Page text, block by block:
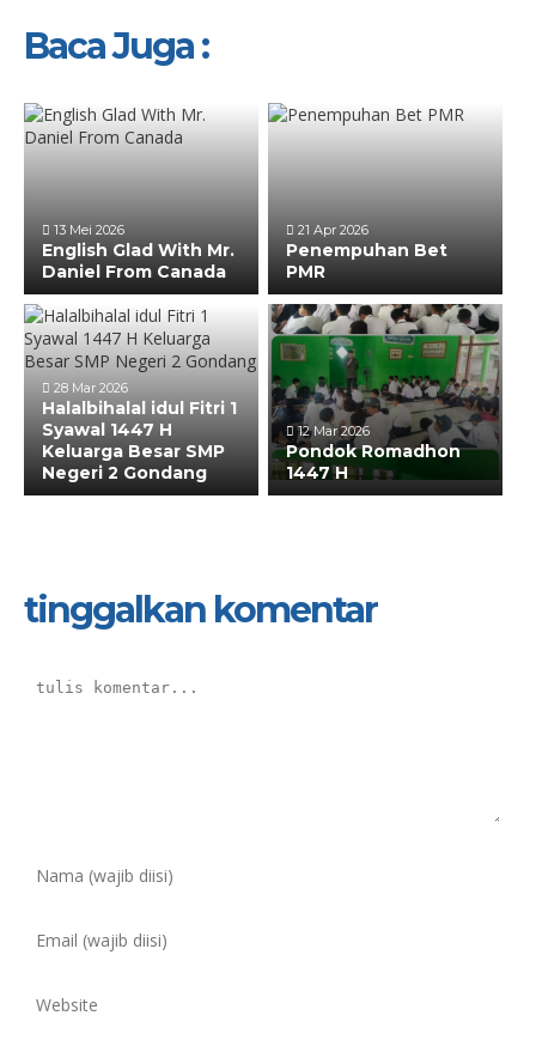
Baca Juga :
13 Mei 2026
English Glad With Mr.
Daniel From Canada
21 Apr 2026
Penempuhan Bet
PMR
28 Mar 2026
Halalbihalal idul Fitri 1
Syawal 1447 H
Keluarga Besar SMP
Negeri 2 Gondang
12 Mar 2026
Pondok Romadhon
1447 H
tinggalkan komentar